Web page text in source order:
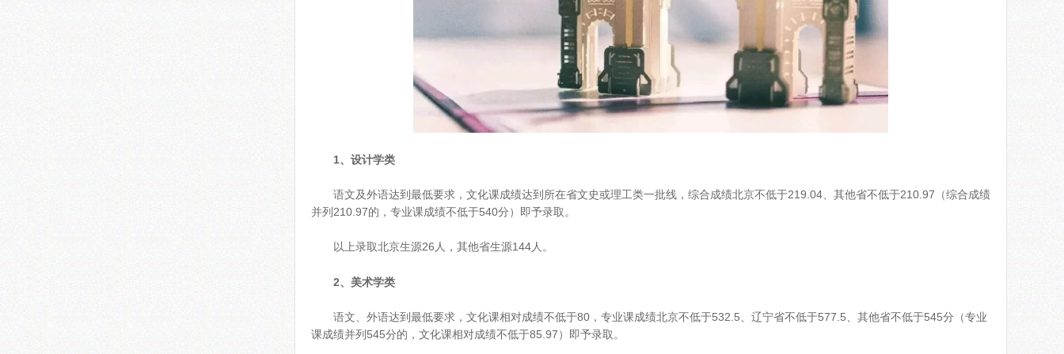
1、设计学类
语文及外语达到最低要求，文化课成绩达到所在省文史或理工类一批线，综合成绩北京不低于219.04、其他省不低于210.97（综合成绩
并列210.97的，专业课成绩不低于540分）即予录取。
以上录取北京生源26人，其他省生源144人。
2、美术学类
语文、外语达到最低要求，文化课相对成绩不低于80，专业课成绩北京不低于532.5、辽宁省不低于577.5、其他省不低于545分（专业
课成绩并列545分的，文化课相对成绩不低于85.97）即予录取。